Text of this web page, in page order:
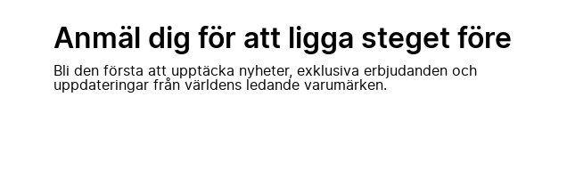
Anmäl dig för att ligga steget före
Bli den första att upptäcka nyheter, exklusiva erbjudanden och
uppdateringar från världens ledande varumärken.